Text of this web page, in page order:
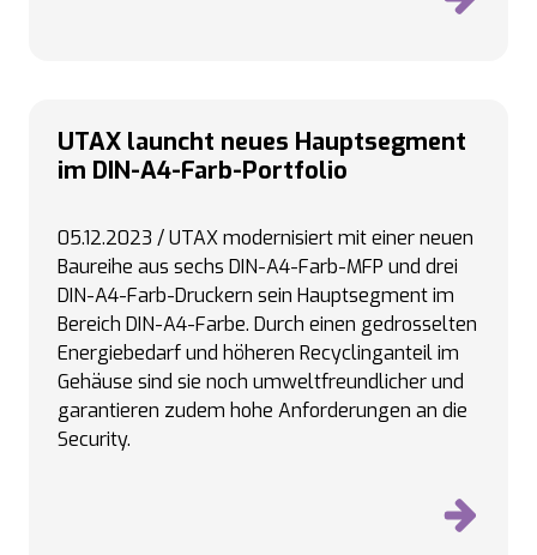
UTAX launcht neues Hauptsegment
im DIN-A4-Farb-Portfolio
05.12.2023 / UTAX modernisiert mit einer neuen
Baureihe aus sechs DIN-A4-Farb-MFP und drei
DIN-A4-Farb-Druckern sein Hauptsegment im
Bereich DIN-A4-Farbe. Durch einen gedrosselten
Energiebedarf und höheren Recyclinganteil im
Gehäuse sind sie noch umweltfreundlicher und
garantieren zudem hohe Anforderungen an die
Security.